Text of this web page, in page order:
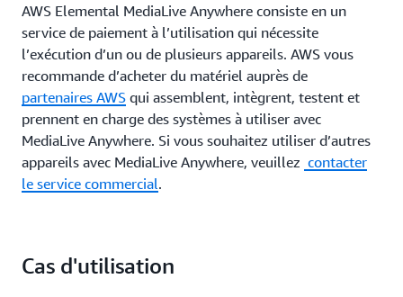
AWS Elemental MediaLive Anywhere consiste en un
service de paiement à l’utilisation qui nécessite
l’exécution d’un ou de plusieurs appareils. AWS vous
recommande d’acheter du matériel auprès de
partenaires AWS qui assemblent, intègrent, testent et
prennent en charge des systèmes à utiliser avec
MediaLive Anywhere. Si vous souhaitez utiliser d’autres
appareils avec MediaLive Anywhere, veuillez contacter
le service commercial.
Cas d'utilisation